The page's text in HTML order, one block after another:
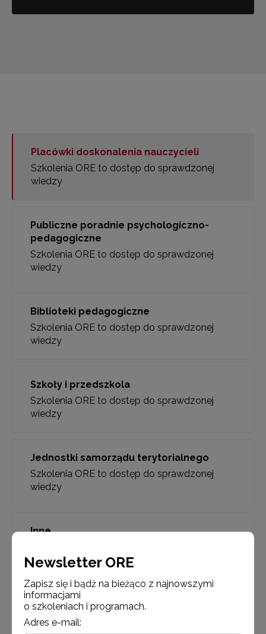
Placówki doskonalenia nauczycieli
Szkolenia ORE to dostęp do sprawdzonej
wiedzy
Publiczne poradnie psychologiczno-
pedagogiczne
Szkolenia ORE to dostęp do sprawdzonej
wiedzy
Biblioteki pedagogiczne
Szkolenia ORE to dostęp do sprawdzonej
wiedzy
Szkoły i przedszkola
Szkolenia ORE to dostęp do sprawdzonej
wiedzy
Jednostki samorządu terytorialnego
Szkolenia ORE to dostęp do sprawdzonej
wiedzy
Inne
wiedzy
Newsletter ORE
Zapisz się i bądź na bieżąco z najnowszymi
informacjami
o szkoleniach i programach.
Adres e-mail: